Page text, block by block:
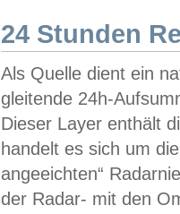
24 Stunden
Als Quelle dient ein
gleitende 24h-
Dieser Layer enthält
handelt es sich um
angeeichten“
der Radar- mit den